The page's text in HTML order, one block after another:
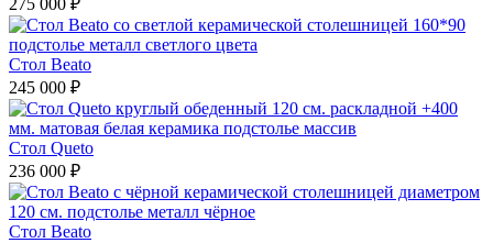
Стол Beato
245 000 ₽
Стол Queto
236 000 ₽
Стол Beato